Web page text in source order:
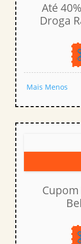
Até
Droga
Mais Menos